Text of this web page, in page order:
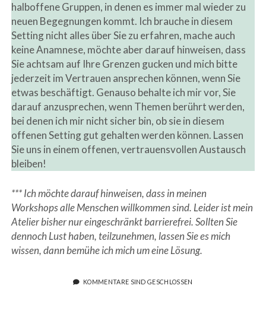
halboffene Gruppen, in denen es immer mal wieder zu
neuen Begegnungen kommt. Ich brauche in diesem
Setting nicht alles über Sie zu erfahren, mache auch
keine Anamnese, möchte aber darauf hinweisen, dass
Sie achtsam auf Ihre Grenzen gucken und mich bitte
jederzeit im Vertrauen ansprechen können, wenn Sie
etwas beschäftigt. Genauso behalte ich mir vor, Sie
darauf anzusprechen, wenn Themen berührt werden,
bei denen ich mir nicht sicher bin, ob sie in diesem
offenen Setting gut gehalten werden können. Lassen
Sie uns in einem offenen, vertrauensvollen Austausch
bleiben!
*** Ich möchte darauf hinweisen, dass in meinen
Workshops alle Menschen willkommen sind. Leider ist mein
Atelier bisher nur eingeschränkt barrierefrei. Sollten Sie
dennoch Lust haben, teilzunehmen, lassen Sie es mich
wissen, dann bemühe ich mich um eine Lösung.
KOMMENTARE SIND GESCHLOSSEN